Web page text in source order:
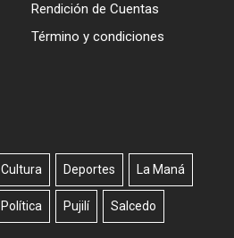
Rendición de Cuentas
Término y condiciones
Cultura Deportes La Maná
Política Pujilí Salcedo